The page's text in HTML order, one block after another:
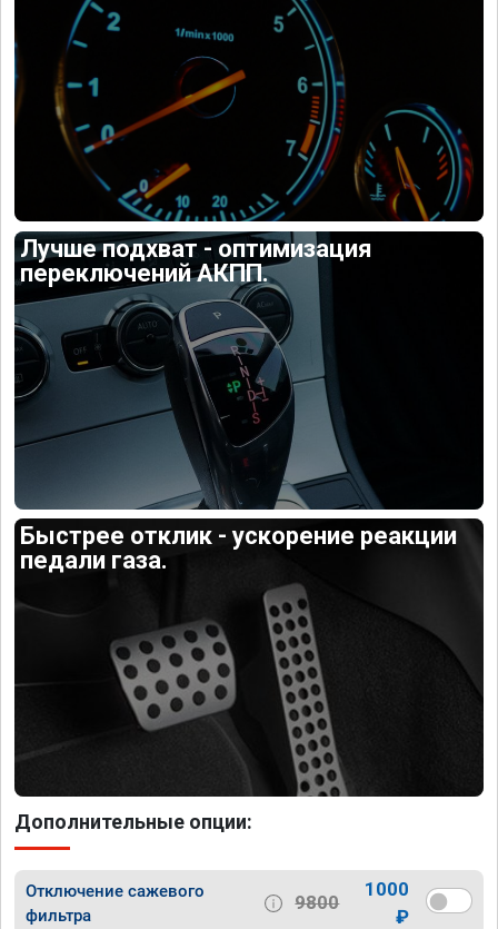
Лучше подхват - оптимизация
переключений АКПП.
Быстрее отклик - ускорение реакции
педали газа.
Дополнительные опции:
Отключение сажевого
фильтра
9800
1000
₽